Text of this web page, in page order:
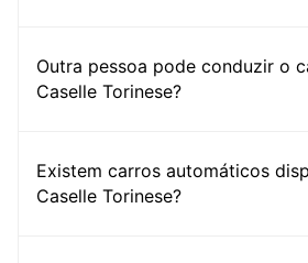
Outra pessoa pode conduzir o
Caselle Torinese?
Existem carros automáticos
Caselle Torinese?